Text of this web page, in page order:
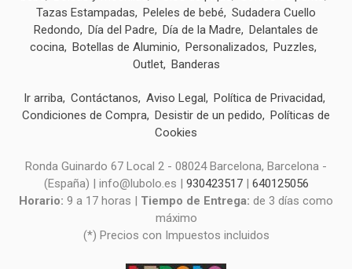
Tazas Estampadas
Peleles de bebé
Sudadera Cuello
Redondo
Día del Padre Día de la Madre
Delantales de
cocina
Botellas de Aluminio Personalizados
Puzzles
Outlet
Banderas
Ir arriba Contáctanos Aviso Legal
Política de Privacidad
Condiciones de Compra
Desistir de un pedido
Políticas de
Cookies
Ronda Guinardo 67 Local 2 - 08024 Barcelona, Barcelona -
(España) | info@lubolo.es | 930423517| 640125056
Horario: 9 a 17 horas | Tiempo de Entrega: de 3 días como
máximo
(*) Precios con Impuestos incluidos